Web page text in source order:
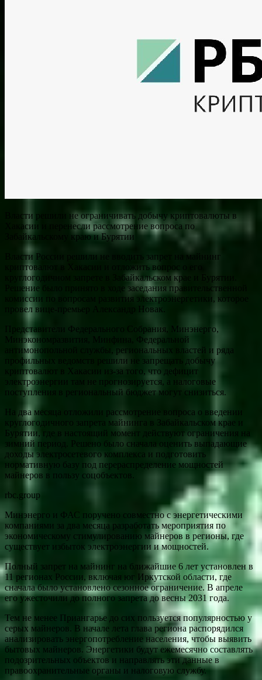
Власти решили не ограничивать добычу криптовалюты в
Хакасии и перенесли рассмотрение вопроса по
Забайкальскому краю и Бурятии
Власти России решили не вводить запрет на майнинг
криптовалют в Хакасии и отложить вопрос о его
круглогодичном запрете в Забайкальском крае и Бурятии.
Решение было принято в ходе заседания правительственной
комиссии по вопросам развития электроэнергетики, которое
провел вице-премьер Александр Новак.
Представители Федерального Собрания, Минэнерго,
Минэкономразвития, Минфина, Федеральной
антимонопольной службы, региональных властей и ряда
профильных ведомств решили не запрещать добычу
криптовалют в Хакасии из-за того, что дефицит
электроэнергии там не прогнозируется, а налоговые
поступления в региональный бюджет могут снизиться.
На два месяца отложили рассмотрение вопроса о введении
круглогодичного запрета майнинга в Забайкальском крае и
Бурятии, где в настоящий момент действуют ограничения на
зимний период. Решено было сначала оценить выпадающие
доходы электросетевого комплекса и подготовить
нормативную базу под перераспределение мощностей
майнеров в пользу соцобъектов.
rbc.group
Минэнерго и ФАС поручено совместно с энергетическими
компаниями за два месяца разработать мероприятия по
экономическому стимулированию майнеров в регионы, где
существует избыток электроэнергии и мощностей.
Полный запрет на майнинг на ближайшие 6 лет установлен в
11 регионах России, включая юг Иркутской области, где
сначала было установлено сезонное ограничение. В апреле
его ужесточили до полного запрета до весны 2031 года.
Тем не менее Приангарье до сих пользуется популярностью у
серых майнеров. В начале лета глава региона распорядился
анализировать энергопотребление населения, чтобы выявить
бытовых майнеров. Энергетики будут ежемесячно составлять
подозрительных объектов и направлять эти данные в
правоохранительные органы и налоговую службу.